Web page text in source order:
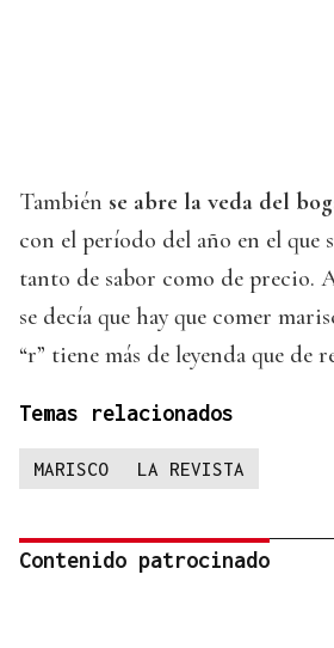
También se abre la veda del
con el período del año en el que
tanto de sabor como de precio.
se decía que hay que comer
“r” tiene más de leyenda que de
Temas relacionados
MARISCO LA REVISTA
Contenido patrocinado